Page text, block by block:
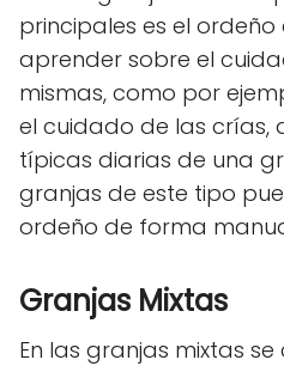
principales es el
aprender sobre el
mismas, como por
el cuidado de las crías,
típicas diarias de una
granjas de este tipo
ordeño de forma
Granjas Mixtas
En las granjas mixtas